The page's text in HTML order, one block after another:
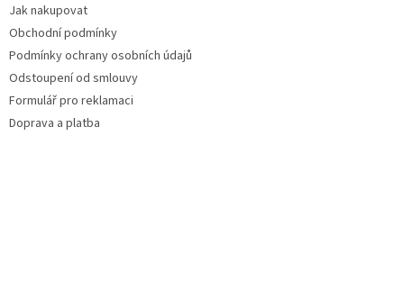
Jak nakupovat
Obchodní podmínky
Podmínky ochrany osobních údajů
Odstoupení od smlouvy
Formulář pro reklamaci
Doprava a platba